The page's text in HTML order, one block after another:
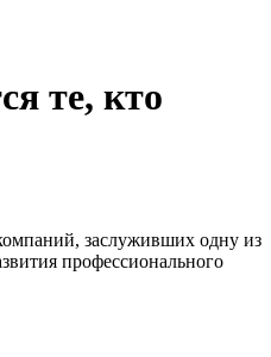
те, кто
заслуживших одну из
профессионального